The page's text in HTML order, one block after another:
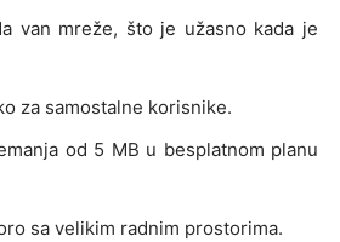
van mreže, što je užasno kada je
za samostalne korisnike.
od 5 MB u besplatnom planu
sa velikim radnim prostorima.